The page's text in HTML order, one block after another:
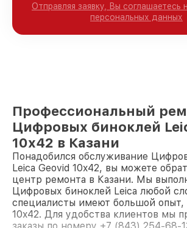
Отправляя заявку, Вы соглашаетесь
персональных данных
Профессиональный
Цифровых биноклей
10x42 в Казани
Понадобился обслуживание
Leica Geovid 10x42, вы можете
центр ремонта в Казани. Мы
Цифровых биноклей Leica любой
специалисты имеют большой опыт,
10x42. Для удобства клиентов мы